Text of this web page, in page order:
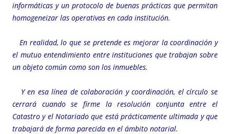
informáticas y un protocolo de buenas prácticas que permitan
homogeneizar las operativas en cada institución.
En realidad, lo que se pretende es mejorar la coordinación y
el mutuo entendimiento entre instituciones que trabajan sobre
un objeto común como son los inmuebles.
Y en esa línea de colaboración y coordinación, el círculo se
cerrará cuando se firme la resolución conjunta entre el
Catastro y el Notariado que está prácticamente ultimada y que
trabajará de forma parecida en el ámbito notarial.